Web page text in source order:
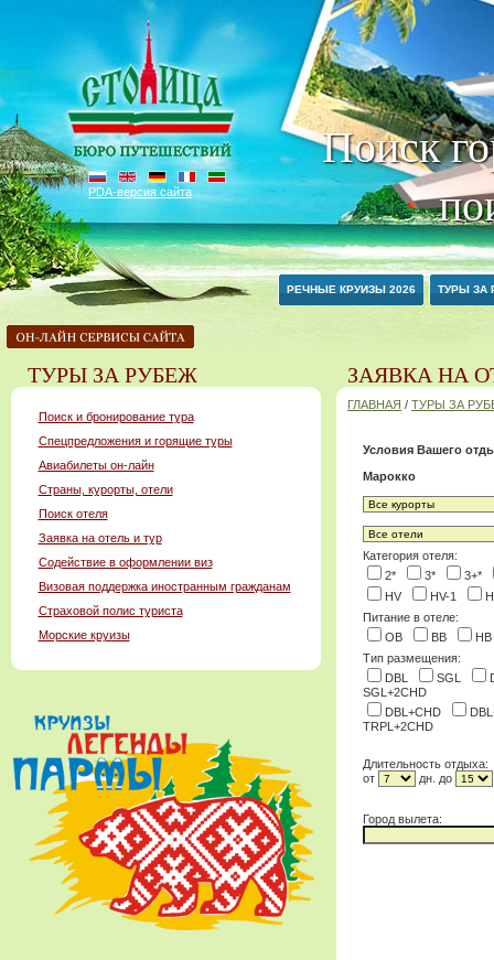
Поиск
PDA-версия сайта
РЕЧНЫЕ КРУИЗЫ 2026 ТУРЫ ЗА
ТУРЫ ЗА РУБЕЖ
Поиск и бронирование тура
Спецпредложения и горящие туры
Авиабилеты он-лайн
Страны, курорты, отели
Поиск отеля
Заявка на отель и тур
Содействие в оформлении виз
Визовая поддержка иностранным гражданам
Страховой полис туриста
Морские круизы
ЗАЯВКА НА
ГЛАВНАЯ / ТУРЫ ЗА
Условия Вашего
Марокко
Категория отеля:
2*
3*
3+*
HV
HV-1
Питание в отеле:
OB
BB
Тип размещения:
DBL
SGL
SGL+2CHD
DBL+CHD
TRPL+2CHD
Длительность отдыха:
от
дн. до
Город вылета: